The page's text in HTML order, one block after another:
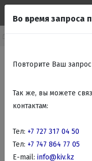
Во время запроса
Повторите Ваш
Так же, вы можете
контактам:
Тел: +7 727 317 04 50
Тел: +7 747 864 77 05
E-mail: info@kiv.kz